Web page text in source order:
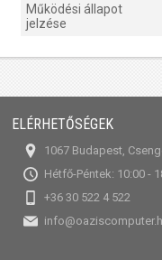
Működési állapot
jelzése
ELÉRHETŐSÉGEK
1067 Budapest,
Hétfő-Péntek: 10:00 -
+36 30 522 4 522